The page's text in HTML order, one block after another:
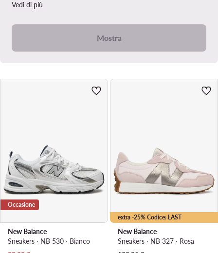
Vedi di più
Mostra
Occasione
New Balance
Sneakers · NB 530 · Bianco
extra -25% Codice: LAST
New Balance
Sneakers · NB 327 · Rosa